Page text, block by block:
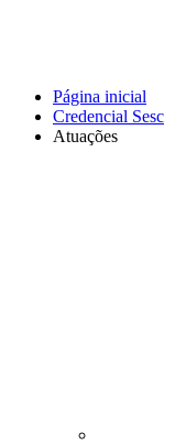
Página inicial
Credencial Sesc
Atuações